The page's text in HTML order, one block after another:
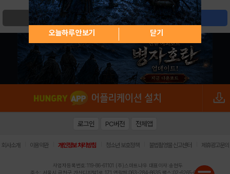
검색 글쓰기
오늘하루 안보기 닫기
로그인 PC버전 전체앱
회사소개 이용약관 개인정보 처리방침 청소년 보호정책 불법촬영물 신고센터 제휴광고문의
사업자등록번호:119-86-61101 (주)스마트나우 대표이사:송현두
주소: 서울시 금천구 가산디지털1로 171 연락처:063-284-8635 팩스:02-6265-0377